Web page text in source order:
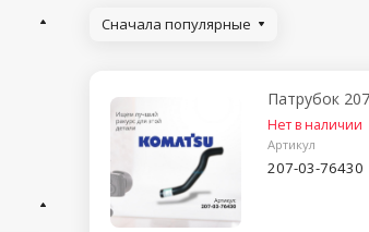
Сначала популярные
Патрубок
Нет в наличии
Артикул
207-03-76430